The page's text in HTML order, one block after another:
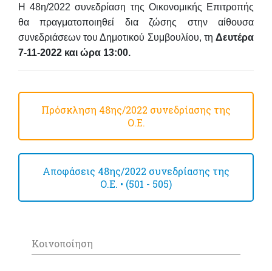
Η 48η/2022 συνεδρίαση της Οικονομικής Επιτροπής
θα πραγματοποιηθεί δια ζώσης στην αίθουσα
συνεδριάσεων του Δημοτικού Συμβουλίου, τη Δευτέρα
7-11-2022 και ώρα 13:00.
Πρόσκληση 48ης/2022 συνεδρίασης της
Ο.Ε.
Αποφάσεις 48ης/2022 συνεδρίασης της
Ο.Ε. • (501 - 505)
Κοινοποίηση